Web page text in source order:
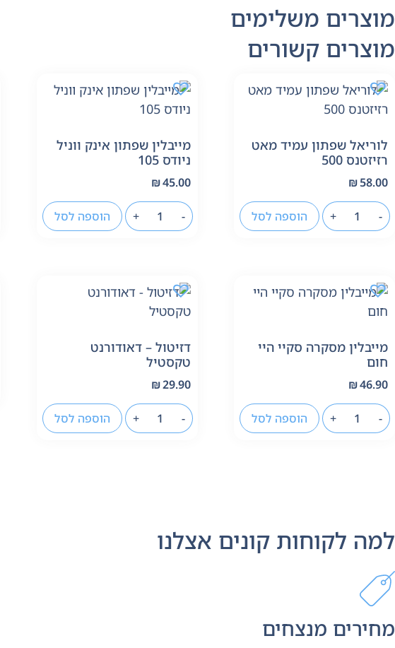
מוצרים משלימים
מוצרים קשורים
לוריאל שפתון עמיד מאט
רזיזטנס 500
₪58.00
-
+ הוספה לסל
מייבלין שפתון אינק ווניל
ניודס 105
₪45.00
-
+ הוספה לסל
מייבלין מסקרה סקיי היי
חום
₪46.90
-
+ הוספה לסל
דזיטול – דאודורנט
טקסטיל
₪29.90
-
+ הוספה לסל
למה לקוחות קונים אצלנו
מחירים מנצחים